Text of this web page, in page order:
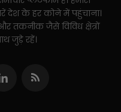
देश के हर कोने में पहुंचाना।
तकनीक जैसे विविध क्षेत्रों
जुड़े रहें।